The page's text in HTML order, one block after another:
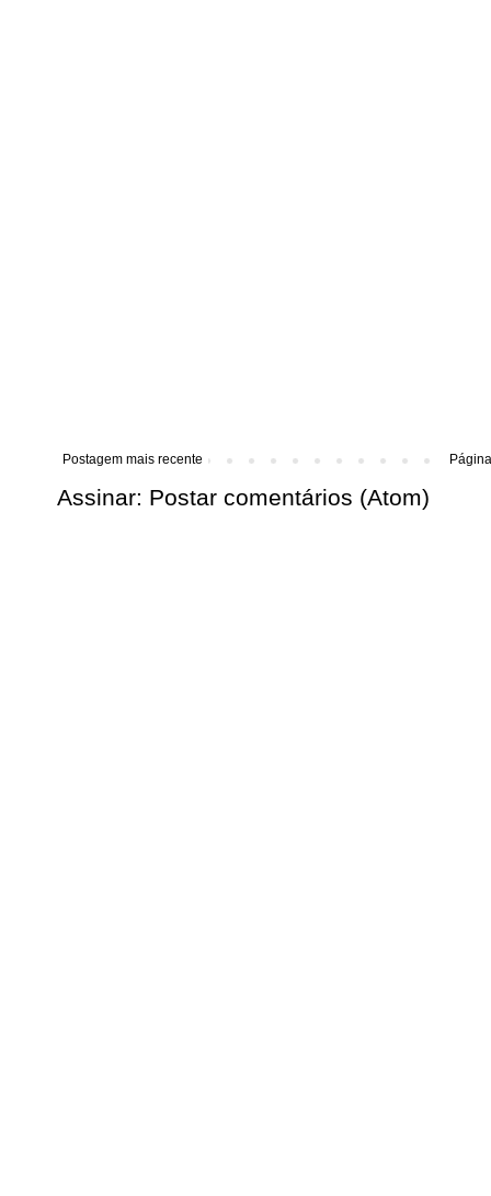
Postagem mais recente
Assinar: Postar comentários (Atom)